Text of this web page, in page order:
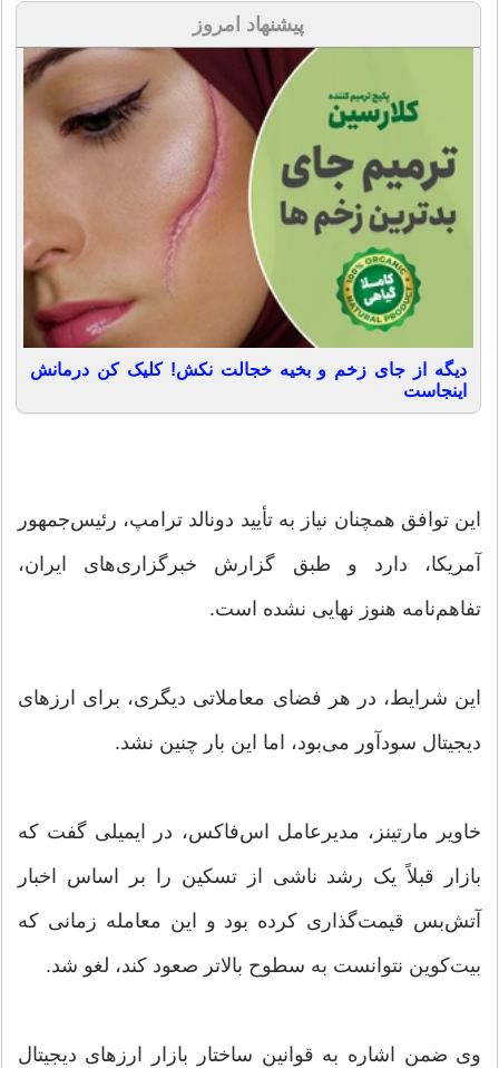
پیشنهاد امروز
دیگه از جای زخم و بخیه خجالت نکش! کلیک کن درمانش
اینجاست
این توافق همچنان نیاز به تأیید دونالد ترامپ، رئیس‌جمهور
آمریکا، دارد و طبق گزارش خبرگزاری‌های ایران،
تفاهم‌نامه هنوز نهایی نشده است.
این شرایط، در هر فضای معاملاتی دیگری، برای ارزهای
دیجیتال سودآور می‌بود، اما این بار چنین نشد.
خاویر مارتینز، مدیرعامل اس‌فاکس، در ایمیلی گفت که
بازار قبلاً یک رشد ناشی از تسکین را بر اساس اخبار
آتش‌بس قیمت‌گذاری کرده بود و این معامله زمانی که
بیت‌کوین نتوانست به سطوح بالاتر صعود کند، لغو شد.
وی ضمن اشاره به قوانین ساختار بازار ارزهای دیجیتال